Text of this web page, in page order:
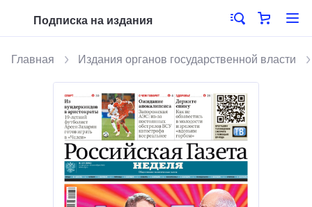
Подписка на издания
Главная Издания органов государственной власти